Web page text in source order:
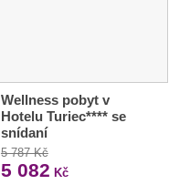
Wellness pobyt v
Hotelu Turiec**** se
snídaní
5 787 Kč
5 082 Kč